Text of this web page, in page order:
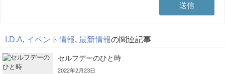
I.D.A イベント情報 最新情報の関連記事
セルフデーのひと時
2022年2月23日